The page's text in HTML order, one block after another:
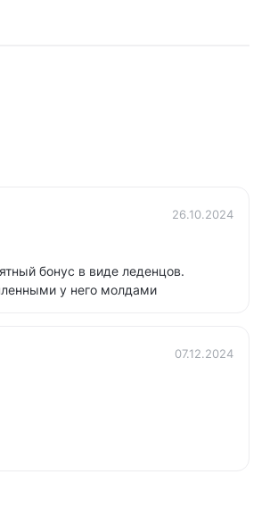
26.10.2024
бонус в виде леденцов.
у него молдами
07.12.2024